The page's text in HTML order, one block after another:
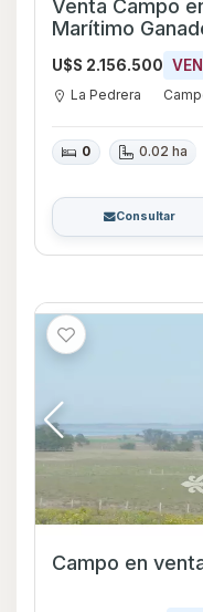
Venta Campo
Marítimo
U$S 2.156.500
La Pedrera
0 0.02 ha
Consultar
Campo en